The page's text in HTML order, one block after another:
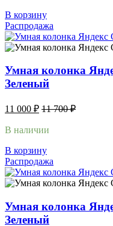
В корзину
Распродажа
Умная колонка
Зеленый
11 000 ₽ 11 700₽
В наличии
В корзину
Распродажа
Умная колонка
Зеленый